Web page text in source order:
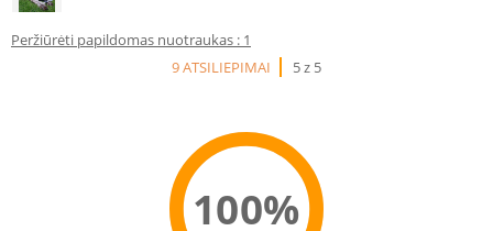
Peržiūrėti papildomas nuotraukas : 1
9 ATSILIEPIMAI
5 z 5
100%